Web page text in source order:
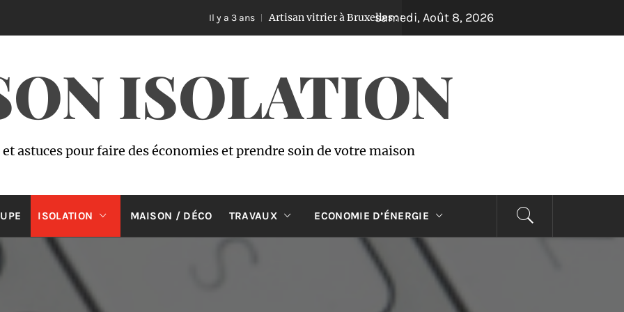
Artisan vitrier à Bruxelles : réparations rapides à prix abordables !
samedi, Août 8, 2026
ISOLATION
astuces pour faire des économies et prendre soin de votre maison
ISOLATION MAISON / DÉCO TRAVAUX ECONOMIE D’ÉNERGIE